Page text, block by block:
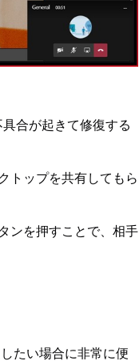
合が起きて修復する
トップを共有してもら
ンを押すことで、相手
たい場合に非常に便